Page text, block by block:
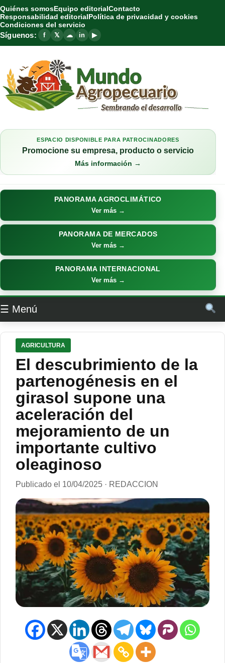
Quiénes somosEquipo editorialContacto
Responsabilidad editorialPolítica de privacidad y cookies
Condiciones del servicio
Síguenos: f 𝕏 ☁ in ▶
ESPACIO DISPONIBLE PARA PATROCINADORES
Promocione su empresa, producto o servicio
Más información →
PANORAMA AGROCLIMÁTICO
Ver más →
PANORAMA DE MERCADOS
Ver más →
PANORAMA INTERNACIONAL
Ver más →
☰ Menú
AGRICULTURA
El descubrimiento de la
partenogénesis en el
girasol supone una
aceleración del
mejoramiento de un
importante cultivo
oleaginoso
Publicado el 10/04/2025 · REDACCION